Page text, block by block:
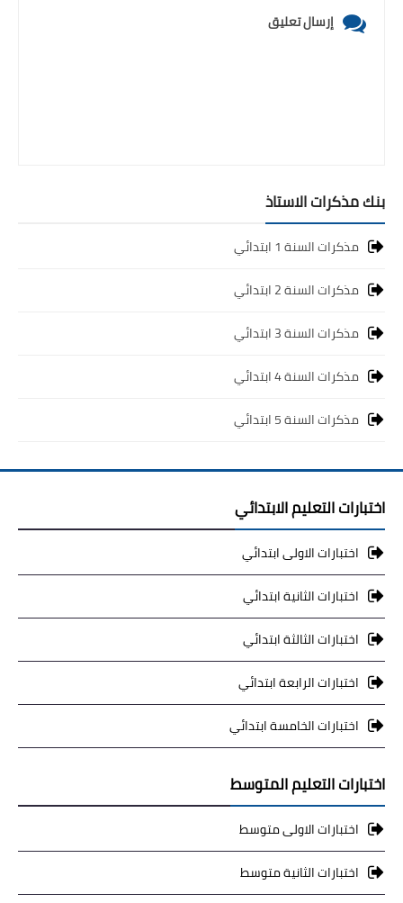
إرسال تعليق
بنك مذكرات الاستاذ
مذكرات السنة 1 ابتدائي
مذكرات السنة 2 ابتدائي
مذكرات السنة 3 ابتدائي
مذكرات السنة 4 ابتدائي
مذكرات السنة 5 ابتدائي
اختبارات التعليم الابتدائي
اختبارات الاولى ابتدائي
اختبارات الثانية ابتدائي
اختبارات الثالثة ابتدائي
اختبارات الرابعة ابتدائي
اختبارات الخامسة ابتدائي
اختبارات التعليم المتوسط
اختبارات الاولى متوسط
اختبارات الثانية متوسط